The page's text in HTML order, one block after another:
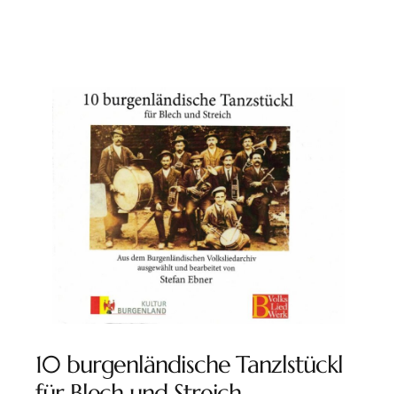
10 burgenländische Tanzlstückl